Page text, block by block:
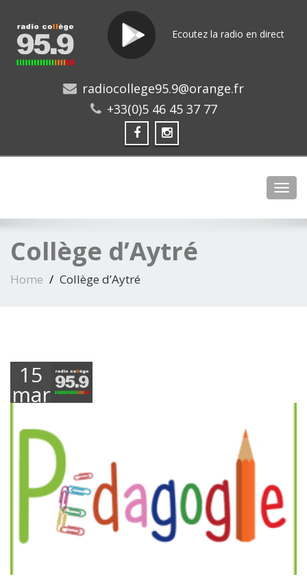
Ecoutez la radio en direct
radiocollege95.9@orange.fr
+33(0)5 46 45 37 77
Collège d’Aytré
Home Collège d’Aytré
15
mars